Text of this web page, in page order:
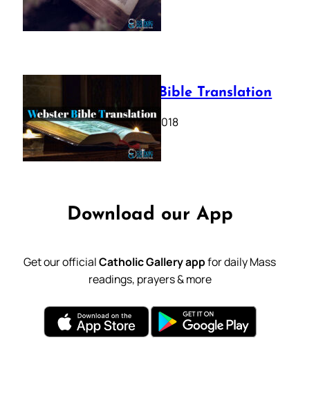
Webster Bible Translation
October 11, 2018
Download our App
Get our officialCatholic Gallery appfor daily Mass
readings, prayers & more